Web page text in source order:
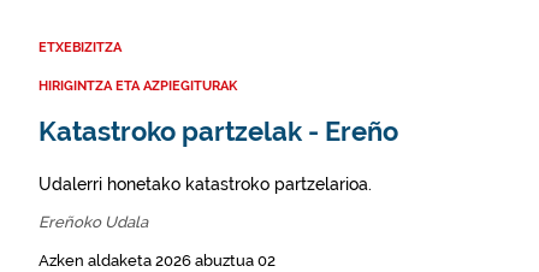
ETXEBIZITZA
HIRIGINTZA ETA AZPIEGITURAK
Katastroko partzelak - Ereño
Udalerri honetako katastroko partzelarioa.
Ereñoko Udala
Azken aldaketa 2026 abuztua 02